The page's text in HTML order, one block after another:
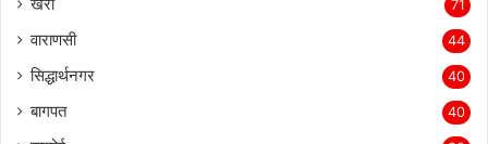
71
वाराणसी 44
सिद्धार्थनगर 40
बागपत 40